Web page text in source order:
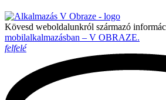
Kövesd weboldalunkról származó
mobilalkalmazásban – V OBRAZE.
felfelé